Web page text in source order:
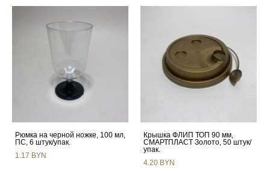
Рюмка на черной ножке, 100 мл,
ПС, 6 штук/упак.
1.17 BYN
Крышка ФЛИП ТОП 90 мм,
СМАРТПЛАСТ Золото, 50 штук/
упак.
4.20 BYN